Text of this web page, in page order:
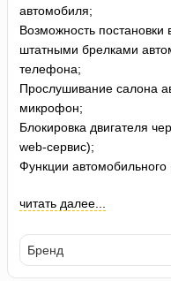
автомобиля;
Возможность постановки
штатными брелками
телефона;
Прослушивание салона
микрофон;
Блокировка двигателя
web-сервис);
Функции автомобильного
читать далее...
Бренд